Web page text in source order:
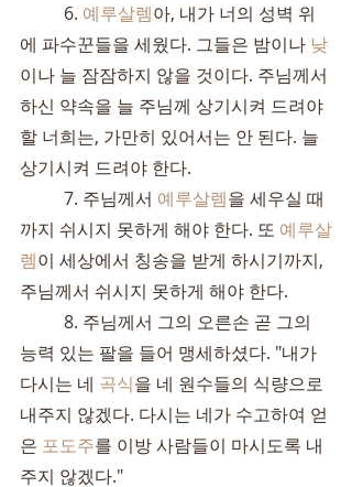
	6.
예루살렘아, 내가 너의 성벽 위
에 파수꾼들을 세웠다. 그들은 밤이나 낮
이나 늘 잠잠하지 않을 것이다. 주님께서
하신 약속을 늘 주님께 상기시켜 드려야
할 너희는, 가만히 있어서는 안 된다. 늘
상기시켜 드려야 한다.
	7. 주님께서
예루살렘을 세우실 때
까지 쉬시지 못하게 해야 한다. 또 예루살
렘이 세상에서 칭송을 받게 하시기까지,
주님께서 쉬시지 못하게 해야 한다.
능력 있는 팔을 들어 맹세하셨다. "내가
다시는 네 곡식을 네 원수들의 식량으로
내주지 않겠다. 다시는 네가 수고하여 얻
은 포도주를 이방 사람들이 마시도록 내
주지 않겠다."